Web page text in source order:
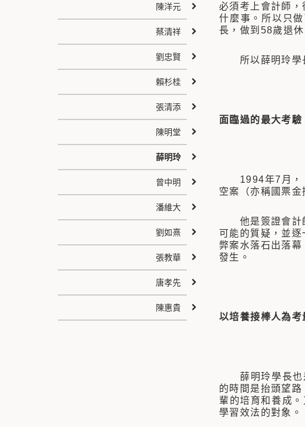
必須考上會計師
什麼事。所以只
長，做到58歲退休
所以薛明玲學長
面臨過的最大考驗
1994年7月，「
空案（亦稱國票金
他是簽證會計師
可能的質疑，並
弊案水落石出落
發生。
以培養接棒人為考
薛明玲學長也是
的時間是抬頭望
輩的培育和養成
學習效法的對象。
陳洋元
蔡清祥
劉忠賢
賴杉桂
張清添
陳明堂
薛明玲
曾中明
潘維大
劉如熹
張教華
唐孝先
陳惠貴